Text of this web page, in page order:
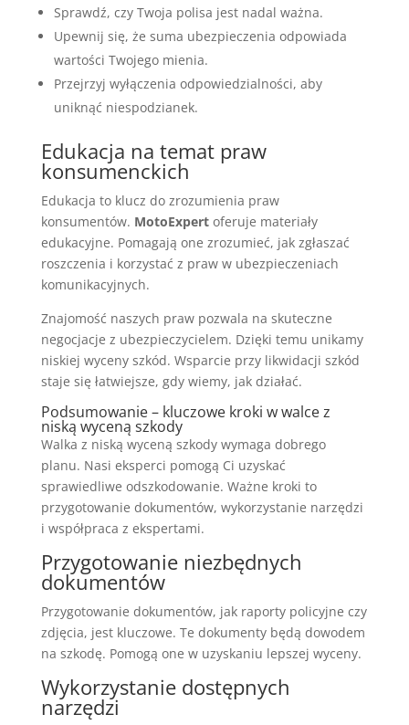
Sprawdź, czy Twoja polisa jest nadal ważna.
Upewnij się, że suma ubezpieczenia odpowiada
wartości Twojego mienia.
Przejrzyj wyłączenia odpowiedzialności, aby
uniknąć niespodzianek.
Edukacja na temat praw
konsumenckich
Edukacja to klucz do zrozumienia praw
konsumentów. MotoExpertoferuje materiały
edukacyjne. Pomagają one zrozumieć, jak zgłaszać
roszczenia i korzystać z praw w ubezpieczeniach
komunikacyjnych.
Znajomość naszych praw pozwala na skuteczne
negocjacje z ubezpieczycielem. Dzięki temu unikamy
niskiej wyceny szkód. Wsparcie przy likwidacji szkód
staje się łatwiejsze, gdy wiemy, jak działać.
Podsumowanie – kluczowe kroki w walce z
niską wyceną szkody
Walka z niską wyceną szkody wymaga dobrego
planu. Nasi eksperci pomogą Ci uzyskać
sprawiedliwe odszkodowanie. Ważne kroki to
przygotowanie dokumentów, wykorzystanie narzędzi
i współpraca z ekspertami.
Przygotowanie niezbędnych
dokumentów
Przygotowanie dokumentów, jak raporty policyjne czy
zdjęcia, jest kluczowe. Te dokumenty będą dowodem
na szkodę. Pomogą one w uzyskaniu lepszej wyceny.
Wykorzystanie dostępnych
narzędzi